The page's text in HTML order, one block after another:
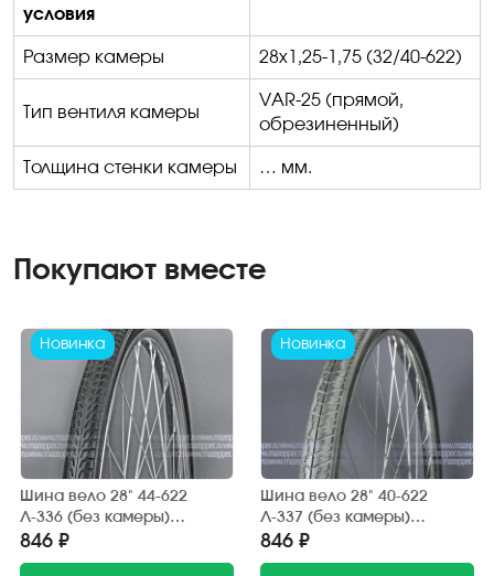
условия
Размер камеры 28х1,25-1,75 (32/40-622)
Тип вентиля камеры
VAR-25 (прямой,
обрезиненный)
Толщина стенки камеры … мм.
Покупают вместе
Новинка
Шина вело 28" 44-622
Л-336 (без камеры)
"ПЕТРОШИНА" (28х1,75)
Украина, Аист (дорожный)
846 ₽
Новинка
Шина вело 28" 40-622
Л-337 (без камеры)
"ПЕТРОШИНА" (28х1,50),
(700х38C) Украина, Аист
846 ₽